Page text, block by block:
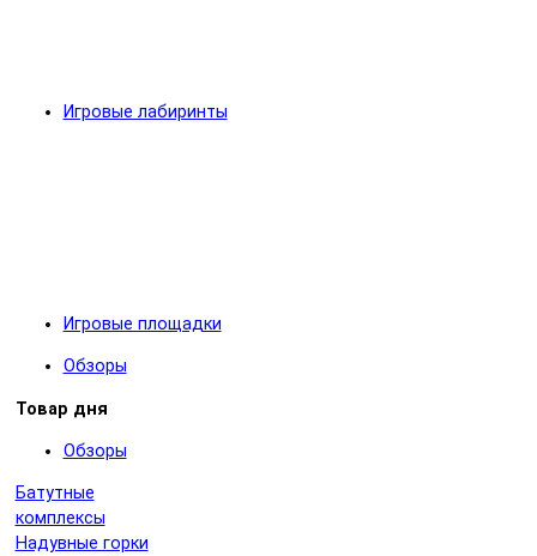
Игровые лабиринты
Игровые площадки
Обзоры
Товар дня
Обзоры
Батутные
комплексы
Надувные горки